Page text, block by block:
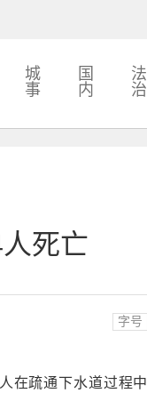
城
事
国
内
法
治
死亡
字号
在疏通下水道过程中